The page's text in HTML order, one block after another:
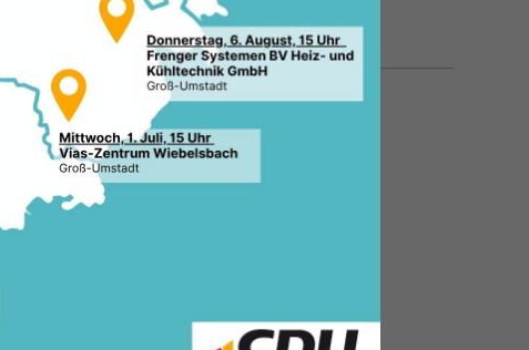
für
09.02.2024, 12:05 Uhr